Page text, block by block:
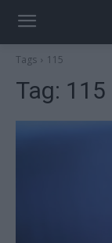
Tags 115
Tag: 115